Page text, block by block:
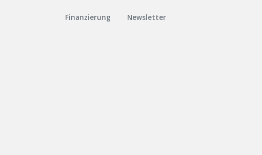
Finanzierung Newsletter